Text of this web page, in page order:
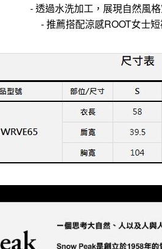
- 透過水洗加工，展現自然風
- 推薦搭配涼感ROOT女士